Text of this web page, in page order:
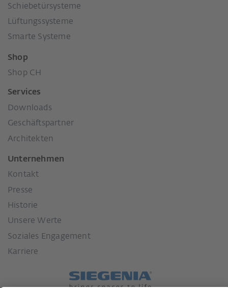
Schiebetürsysteme
Lüftungssysteme
Smarte Systeme
Shop
Shop CH
Services
Downloads
Geschäftspartner
Architekten
Unternehmen
Kontakt
Presse
Historie
Unsere Werte
Soziales Engagement
Karriere